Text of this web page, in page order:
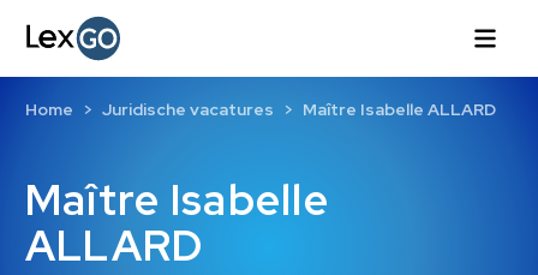
Maître Isabelle
ALLARD
Home Juridische vacatures Maître Isabelle ALLARD